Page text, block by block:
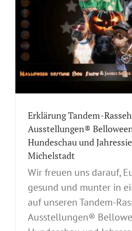
Erklärung Tandem-
Ausstellungen®
Hundeschau und
Michelstadt
Wir freuen uns darauf,
gesund und munter in
auf unseren Tandem-
Ausstellungen®